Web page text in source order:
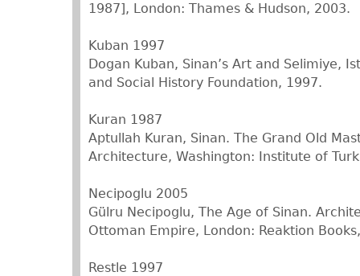
1987], London: Thames & Hudson, 2003.
Kuban 1997
Dogan Kuban, Sinan’s Art and Selimiye,
and Social History Foundation, 1997.
Kuran 1987
Aptullah Kuran, Sinan. The Grand Old
Architecture, Washington: Institute of
Necipoglu 2005
Gülru Necipoglu, The Age of Sinan.
Ottoman Empire, London: Reaktion
Restle 1997